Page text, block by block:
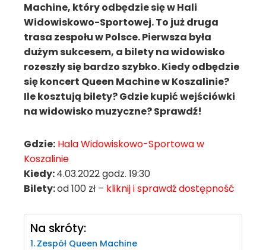
Machine, który odbędzie się w Hali
Widowiskowo-Sportowej. To już druga
trasa zespołu w Polsce. Pierwsza była
dużym sukcesem, a bilety na widowisko
rozeszły się bardzo szybko. Kiedy odbędzie
się koncert Queen Machine w Koszalinie?
Ile kosztują bilety? Gdzie kupić wejściówki
na widowisko muzyczne? Sprawdź!
Gdzie: Hala Widowiskowo-Sportowa w
Koszalinie
Kiedy:4.03.2022 godz. 19:30
Bilety:od 100 zł – kliknij i sprawdź dostępność
Na skróty:
Zespół Queen Machine